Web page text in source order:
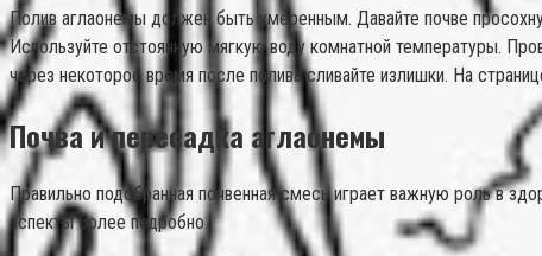
Полив аглаонемы должен быть умеренным. Давайте почве
Используйте отстоянную мягкую воду комнатной температуры.
через некоторое время после полива сливайте излишки. На
Почва и пересадка аглаонемы
Правильно подобранная почвенная смесь играет важную роль в
аспекты более подробно.